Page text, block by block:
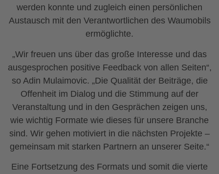
werden konnte und zugleich einen persönlichen
Austausch mit den Verantwortlichen des Waumobils
ermöglichte.
„Wir freuen uns über das große Interesse und das
ausgesprochen positive Feedback von allen Seiten“,
so Adin Mulaimovic. „Die Qualität der Beiträge, die
Offenheit im Dialog und die Stimmung auf der
Veranstaltung und in den Gesprächen zeigen uns,
wie wichtig Formate wie dieses für unsere Branche
sind. Wir gehen motiviert in die nächsten Projekte –
gemeinsam mit starken Partnern an unserer Seite.“
Eine Fortsetzung des Formats und somit die vierte